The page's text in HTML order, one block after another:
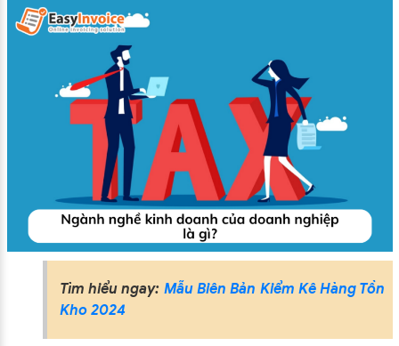
Tìm hiểu ngay: Mẫu Biên Bản Kiểm Kê Hàng Tồn
Kho 2024